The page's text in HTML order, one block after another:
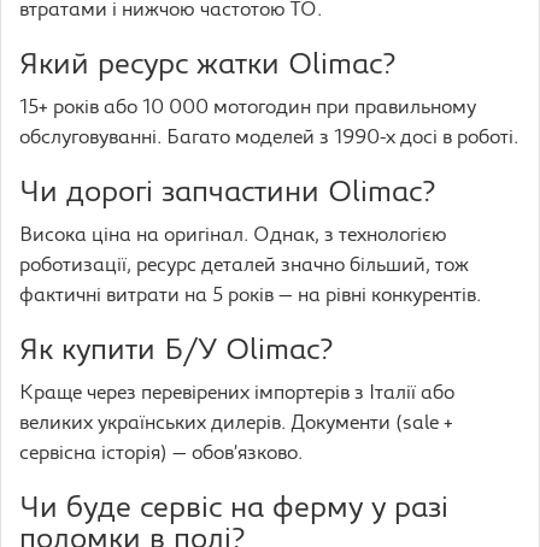
втратами і нижчою частотою ТО.
Який ресурс жатки Olimac?
15+ років або 10 000 мотогодин при правильному
обслуговуванні. Багато моделей з 1990-х досі в роботі.
Чи дорогі запчастини Olimac?
Висока ціна на оригінал. Однак, з технологією
роботизації, ресурс деталей значно більший, тож
фактичні витрати на 5 років — на рівні конкурентів.
Як купити Б/У Olimac?
Краще через перевірених імпортерів з Італії або
великих українських дилерів. Документи (sale +
сервісна історія) — обов’язково.
Чи буде сервіс на ферму у разі
поломки в полі?